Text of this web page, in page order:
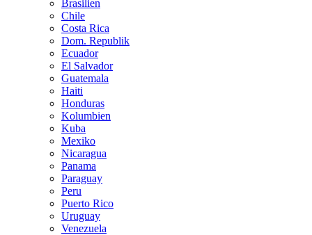
Brasilien
Chile
Costa Rica
Dom. Republik
Ecuador
El Salvador
Guatemala
Haiti
Honduras
Kolumbien
Kuba
Mexiko
Nicaragua
Panama
Paraguay
Peru
Puerto Rico
Uruguay
Venezuela